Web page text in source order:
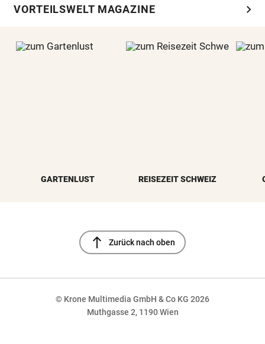
VORTEILSWELT MAGAZINE chevron_right
GARTENLUST REISEZEIT SCHWEIZ
north Zurück nach oben
© Krone Multimedia GmbH & Co KG 2026
Muthgasse 2, 1190 Wien